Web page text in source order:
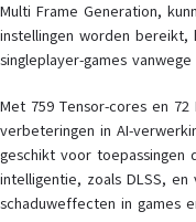
Multi Frame Generation,
instellingen worden
singleplayer-games
Met 759 Tensor-cores en 72
verbeteringen in AI-
geschikt voor toepassingen
intelligentie, zoals DLSS,
schaduweffecten in games